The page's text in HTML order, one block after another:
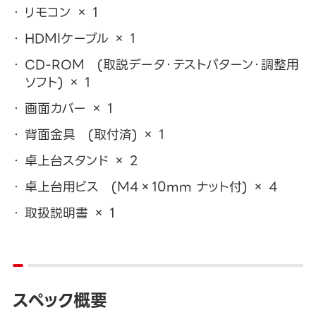
リモコン × 1
HDMIケーブル × 1
CD-ROM (取説データ・テストパターン・調整用
ソフト) × 1
画面カバー × 1
背面金具 (取付済) × 1
卓上台スタンド × 2
卓上台用ビス (M4×10mm ナット付) × 4
取扱説明書 × 1
スペック概要